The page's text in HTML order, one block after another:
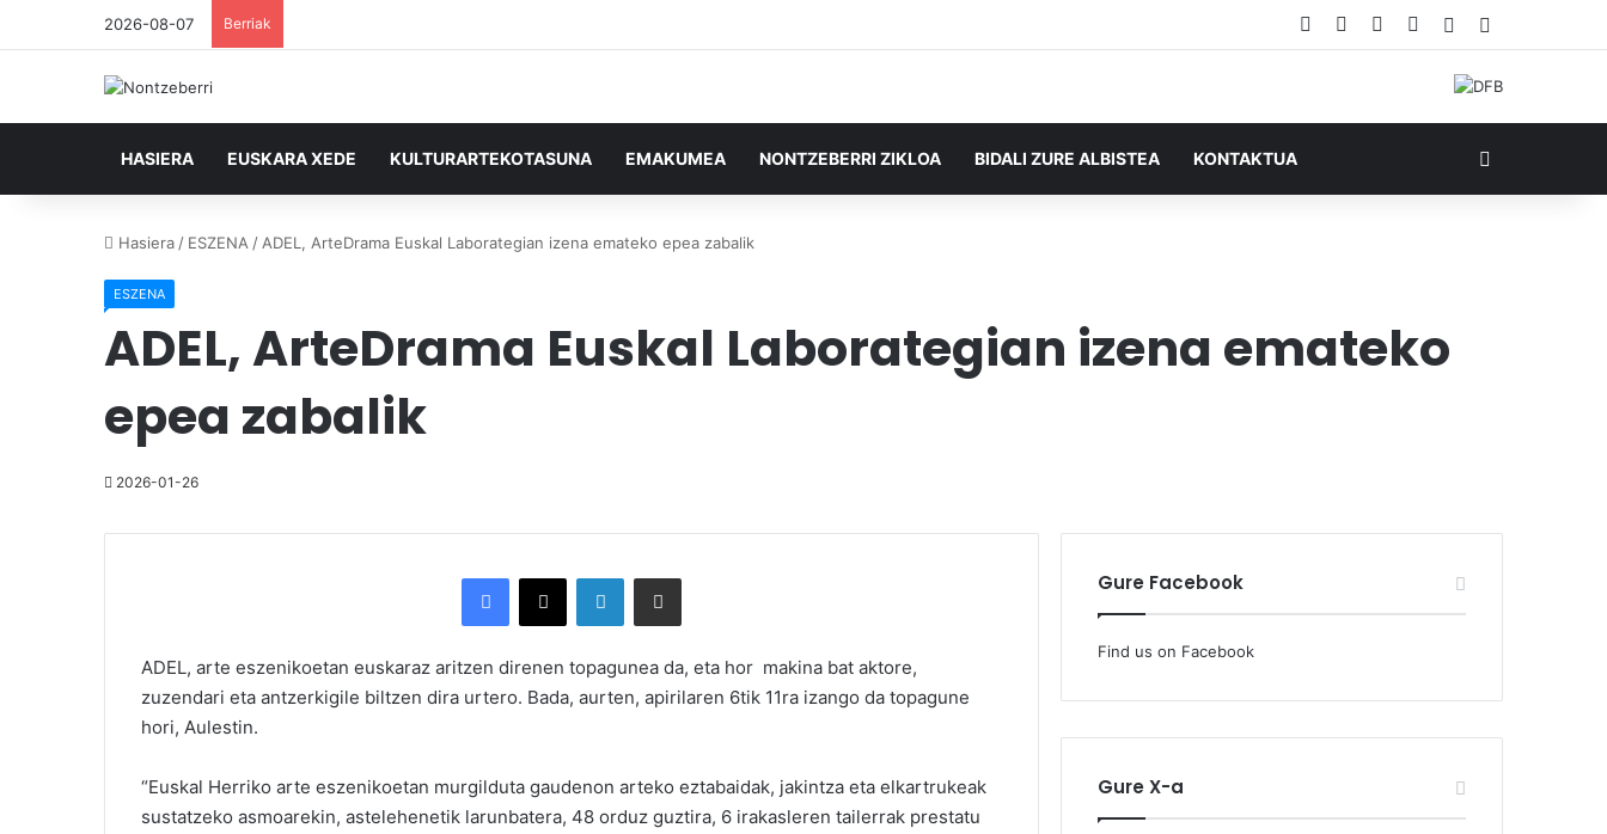
2026-08-07 Berriak Facebook YouTube
RSS Ausazko
HASIERA EUSKARA XEDE KULTURARTEKOTASUNA EMAKUMEA NONTZEBERRI ZIKLOA BIDALI ZURE ALBISTEA KONTAKTUA
Hasiera / ESZENA / ADEL, ArteDrama Euskal Laborategian izena emateko epea zabalik
ESZENA
ADEL, ArteDrama Euskal Laborategian izena emateko
epea zabalik
2026-01-26
ADEL, arte eszenikoetan euskaraz aritzen direnen topagunea da, eta hor makina bat aktore,
zuzendari eta antzerkigile biltzen dira urtero. Bada, aurten, apirilaren 6tik 11ra izango da topagune
hori, Aulestin.
“Euskal Herriko arte eszenikoetan murgilduta gaudenon arteko eztabaidak, jakintza eta elkartrukeak
sustatzeko asmoarekin, astelehenetik larunbatera, 48 orduz guztira, 6 irakasleren tailerrak prestatu
Gure Facebook
Find us on Facebook
Gure X-a